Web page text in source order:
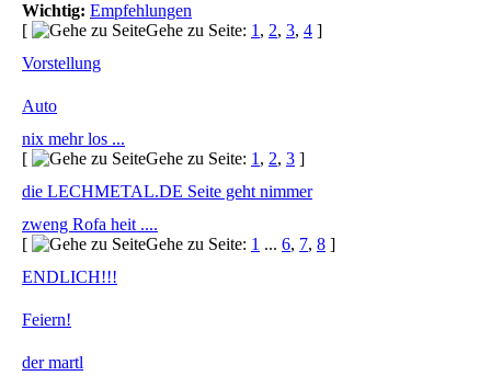
Wichtig: Empfehlungen
[
Gehe zu Seite: 1 , 2, 3, 4 ]
Vorstellung
Auto
nix mehr los ...
[
Gehe zu Seite: 1 , 2, 3 ]
die LECHMETAL.DE Seite geht nimmer
zweng Rofa heit ....
[
Gehe zu Seite: 1 ... 6, 7, 8 ]
ENDLICH!!!
Feiern!
der martl